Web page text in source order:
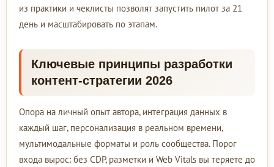
из практики и чеклисты позволят запустить пилот за 21
день и масштабировать по этапам.
Ключевые принципы разработки
контент-стратегии 2026
Опора на личный опыт автора, интеграция данных в
каждый шаг, персонализация в реальном времени,
мультимодальные форматы и роль сообщества. Порог
входа вырос: без CDP, разметки и Web Vitals вы теряете до